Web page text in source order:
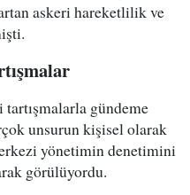
askeri hareketlilik ve
gündeme
unsurun kişisel olarak
yönetimin denetimini
görülüyordu.